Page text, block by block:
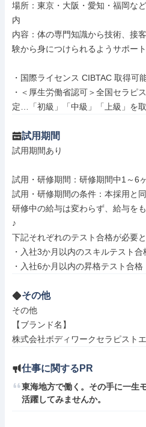
場所：東京・大阪・愛知・福岡な
内
内容：体の専門知識から技術、接
験から身につけられるようサポート
・国際ライセンス CIBTAC 取得可
・＜厚生労働省認可＞全国セラピ
定…「初級」「中級」「上級」を
試用期間
試用期間あり
試用・研修期間：研修期間中1～6
試用・研修期間の条件：本採用と
研修中の給与は変わらず、給与を
♪
下記それぞれのテスト合格が必要と
・入社3か月以内のスキルテスト合
その他
その他
【ブランド名】
株式会社ボディワークセラピスト
仕事に関するPR
東海地方で働く。その手に一生
活躍してみませんか。